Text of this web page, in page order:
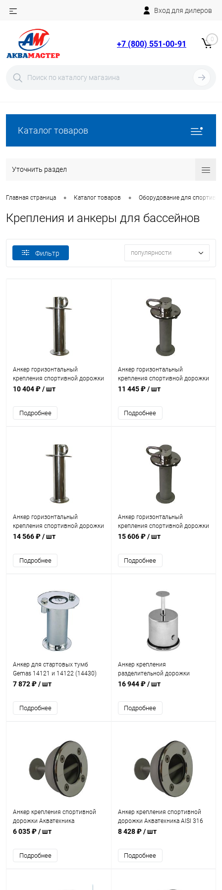
Вход для дилеров
+7 (800) 551-00-91 0
Каталог товаров
Уточнить раздел
Главная страница • Каталог товаров • Оборудование для
Крепления и анкеры для бассейнов
Фильтр популярности
Анкер горизонтальный
крепления спортивной дорожки
Акватехника (плитка) (AT10.03)
10 404 ₽/ шт
Подробнее
Анкер горизонтальный
крепления спортивной дорожки
Акватехника (универсал)
11 445 ₽/ шт
Подробнее
Анкер горизонтальный
крепления спортивной дорожки
Акватехника AISI 316 (плитка)
14 566 ₽/ шт
Подробнее
Анкер горизонтальный
крепления спортивной дорожки
Акватехника AISI 316
15 606 ₽/ шт
Подробнее
Анкер для стартовых тумб
Gemas 14121 и 14122 (14430)
7 872 ₽/ шт
Подробнее
Анкер крепления
разделительной дорожки
Gemas AISI 304 (плитка) (14611)
16 944 ₽/ шт
Подробнее
Анкер крепления спортивной
дорожки Акватехника
(универсал) (AT10.01)
6 035 ₽/ шт
Подробнее
Анкер крепления спортивной
дорожки Акватехника AISI 316
(универсал) (AT10.01M)
8 428 ₽/ шт
Подробнее